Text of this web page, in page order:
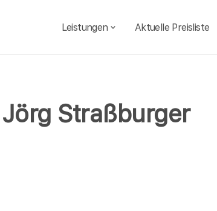
Leistungen Aktuelle Preisliste
Straßburger